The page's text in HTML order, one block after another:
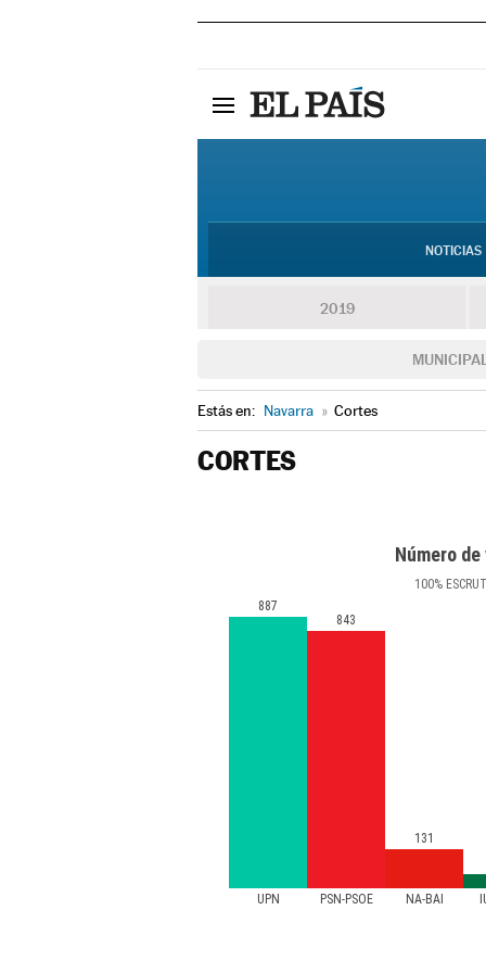
NOTICIAS
2019
Estás en: Navarra » Cortes
CORTES
Número
100%
UPN PSN-PSOE NA-BAI
887
843
131